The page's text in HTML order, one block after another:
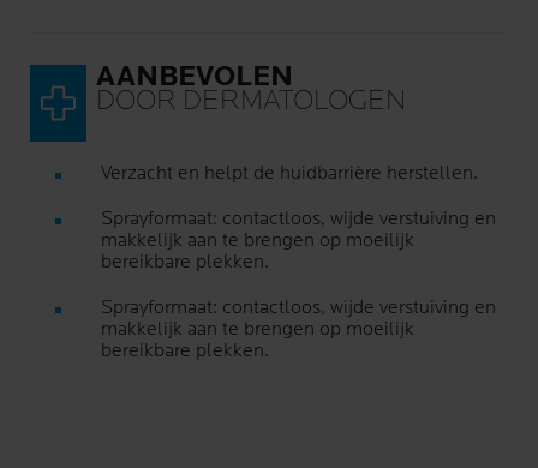
AANBEVOLEN
DOOR DERMATOLOGEN
Verzacht en helpt de huidbarrière herstellen.
Sprayformaat: contactloos, wijde verstuiving en
makkelijk aan te brengen op moeilijk
bereikbare plekken.
Sprayformaat: contactloos, wijde verstuiving en
makkelijk aan te brengen op moeilijk
bereikbare plekken.